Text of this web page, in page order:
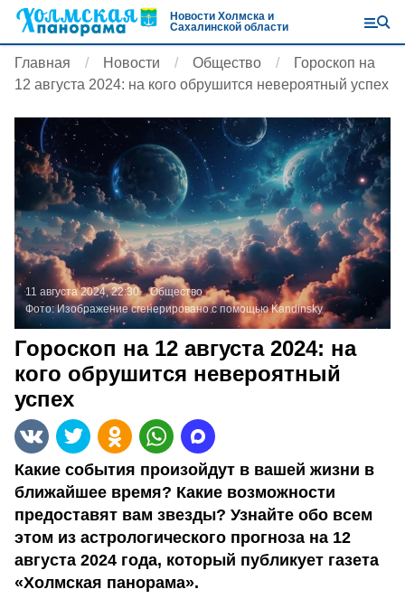
Новости Холмска и
Сахалинской области
Главная Новости Общество
Гороскоп на
12 августа 2024: на кого обрушится невероятный успех
11 августа 2024, 22:30
Общество
Фото:Изображение сгенерировано с помощью Kandinsky
Гороскоп на 12 августа 2024: на
кого обрушится невероятный
успех
Какие события произойдут в вашей жизни в
ближайшее время? Какие возможности
предоставят вам звезды? Узнайте обо всем
этом из астрологического прогноза на 12
августа 2024 года, который публикует газета
«Холмская панорама».